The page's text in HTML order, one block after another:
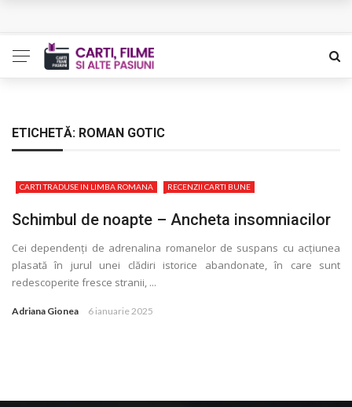
The Man Who Sold Air in the Holy Land – Generatia care
Queer – Un Burroughs sentimental
Luati-ma drept un vis. Povestiri in K. minor – Dor de Kafka
ETICHETĂ: ROMAN GOTIC
CARTI TRADUSE IN LIMBA ROMANA RECENZII CARTI BUNE
Schimbul de noapte – Ancheta insomniacilor
Cei dependenţi de adrenalina romanelor de suspans cu acţiunea
plasată în jurul unei clădiri istorice abandonate, în care sunt
redescoperite fresce stranii, ...
Adriana Gionea 6 ianuarie 2025